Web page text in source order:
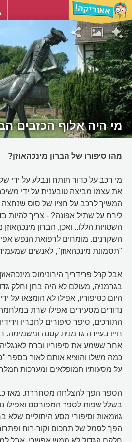
מי היה אלוף הכזבים
מהו סיפורו של הברון מינכהאוזן?
מי רכב על כדור תותח ונבלע על ידי
את עצמו מביצה טובענית על ידי
המשיך לרכב על חציו של סוס שנחצה
לירח על שתיל אפונה? - צריך להיות
השטויות הללו.. ואכן, הברון
השקרנים. מומחים לרפואת הנפש
"תסמונת מינכהאוזן", לאנשים
בגרמניה, מעולם לא היה ברון וחלק
היום כסיפוריו, אפילו לא הומצאו על
נדודים מסעירים ואפילו שרת
התורכים, סיפר סיפורים לחבריו
חייו בעיירה גרמנית קטנה ומשמימה.
אחר ששמע את סיפוריו וברח
כמה משלו והוציא אותם לאור בספר
על מסעותיו המופלאים ומערכות
הספר הפך להצלחה מסחררת. מאז
בשלל שפות לספר המפורסם ואפילו
גוזמאות וסיפורי מסע היתוליים שלא
הפך לסמל של תחכום וקור-רוח
חלקם הגדול לא ממש אפשרי, אבל